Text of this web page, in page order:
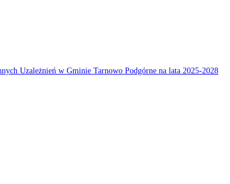
Uzależnień w Gminie Tarnowo Podgórne na lata 2025-2028